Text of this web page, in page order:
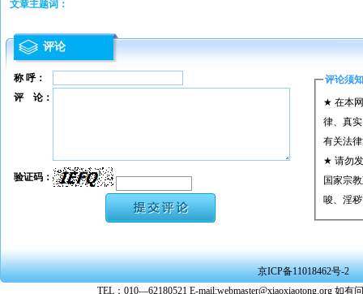
文章主题词：
评论
称 呼： 评论须知
★ 在本
律、真
有关法
★ 请勿
国家宗
唆、淫
★ 承担
★ 在本
转载、
评 论：
验证码：
京ICP备11018462号-2
TEL：010—62180521 E-mail:webmaster@xiaoxiaotong.org 如